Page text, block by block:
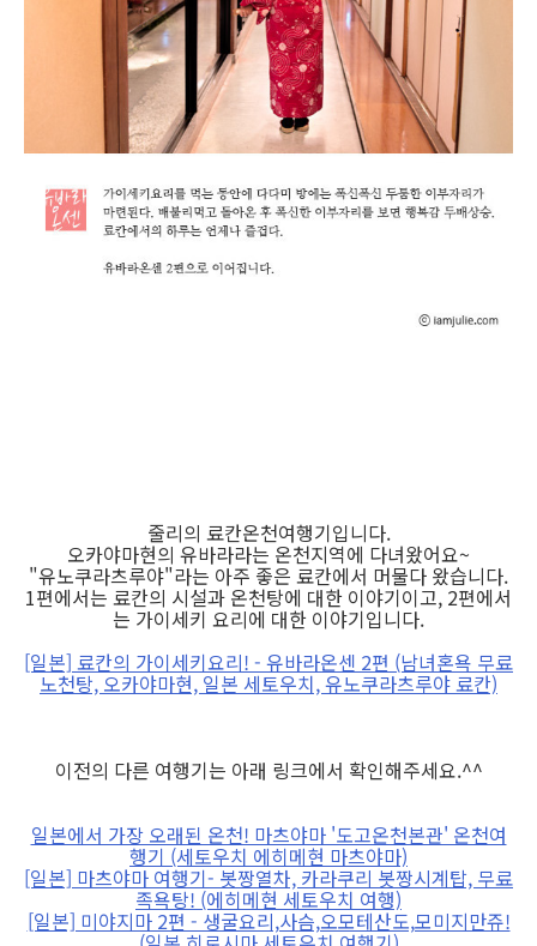
줄리의 료칸온천여행기입니다.
오카야마현의 유바라라는 온천지역에 다녀왔어요~
"유노쿠라츠루야"라는 아주 좋은 료칸에서 머물다 왔습니다.
1편에서는 료칸의 시설과 온천탕에 대한 이야기이고, 2편에서
는 가이세키 요리에 대한 이야기입니다.
[일본] 료칸의 가이세키요리! - 유바라온센 2편 (남녀혼욕 무료
노천탕, 오카야마현, 일본 세토우치, 유노쿠라츠루야 료칸)
이전의 다른 여행기는 아래 링크에서 확인해주세요.^^
일본에서 가장 오래된 온천! 마츠야마 '도고온천본관' 온천여
행기 (세토우치 에히메현 마츠야마)
[일본] 마츠야마 여행기- 봇짱열차, 카라쿠리 봇짱시계탑, 무료
족욕탕! (에히메현 세토우치 여행)
[일본] 미야지마 2편 - 생굴요리,사슴,오모테산도,모미지만쥬!